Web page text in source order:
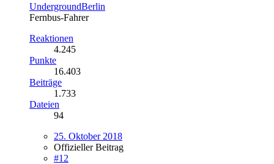
UndergroundBerlin
Fernbus-Fahrer
Reaktionen
4.245
Punkte
16.403
Beiträge
1.733
Dateien
94
25. Oktober 2018
Offizieller Beitrag
#12